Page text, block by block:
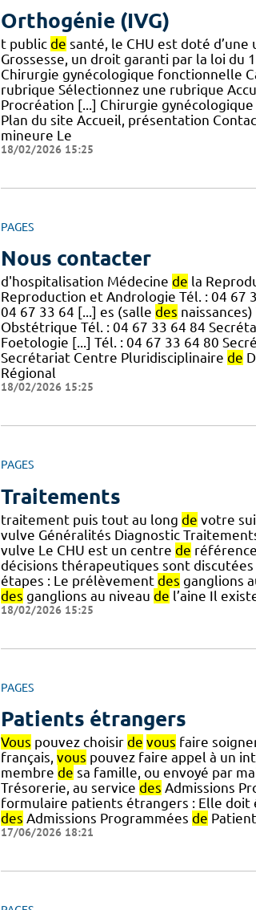
Orthogénie (IVG)
t public de santé, le CHU est doté
Grossesse, un droit garanti par la loi du
Chirurgie gynécologique fonctionnelle
rubrique Sélectionnez une rubrique
Procréation [...] Chirurgie
Plan du site Accueil, présentation
mineure Le
18/02/2026 15:25
PAGES
Nous contacter
d'hospitalisation Médecine de la
Reproduction et Andrologie Tél. : 04 67
04 67 33 64 [...] es (salle des
Obstétrique Tél. : 04 67 33 64 84
Foetologie [...] Tél. : 04 67 33 64 80
Secrétariat Centre Pluridisciplinaire de
Régional
18/02/2026 15:25
PAGES
Traitements
traitement puis tout au long de votre
vulve Généralités Diagnostic
vulve Le CHU est un centre de
décisions thérapeutiques sont discutées
étapes : Le prélèvement des ganglions
des ganglions au niveau de l’aine Il
18/02/2026 15:25
PAGES
Patients étrangers
Vous pouvez choisir de vous faire
français, vous pouvez faire appel à un
membre de sa famille, ou envoyé par
Trésorerie, au service des Admissions
formulaire patients étrangers : Elle doit
des Admissions Programmées de
17/06/2026 18:21